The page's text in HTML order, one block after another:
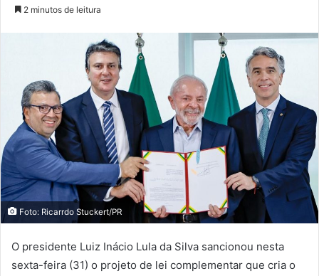
2 minutos de leitura
Foto: Ricarrdo Stuckert/PR
O presidente Luiz Inácio Lula da Silva sancionou nesta
sexta-feira (31) o projeto de lei complementar que cria o